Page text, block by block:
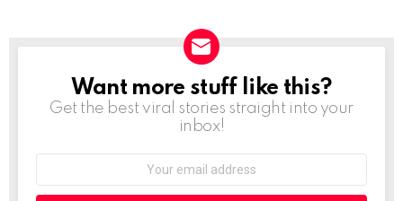
NEWSLETTER
Want more stuff like this?
Get the best viral stories straight into your
inbox!